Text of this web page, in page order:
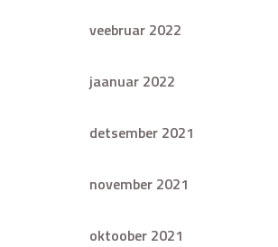
veebruar 2022
jaanuar 2022
detsember 2021
november 2021
oktoober 2021